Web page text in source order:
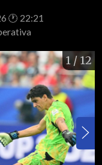
🕐 22:21
1/ 12